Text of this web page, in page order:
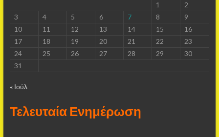
1
2
3
4 5 6 7 8
9
10
11 12 13 14 15
16
17
18 19 20 21 22
23
24
25 26 27 28 29
30
31
« Ιούλ
Τελευταία Ενημέρωση